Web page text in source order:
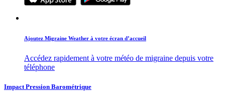
Ajoutez Migraine Weather à votre écran d’accueil
Accédez rapidement à votre météo de migraine depuis votre
téléphone
Impact Pression Barométrique